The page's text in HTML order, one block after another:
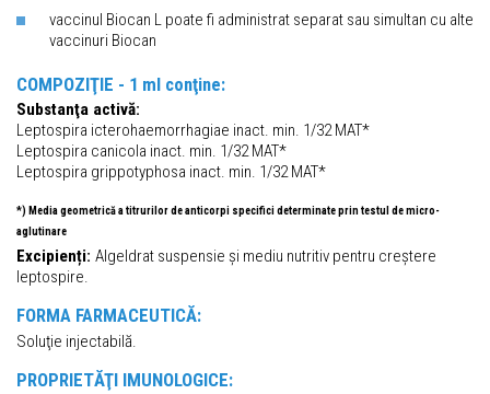
vaccinul Biocan L poate fi administrat separat sau simultan cu alte
vaccinuri Biocan
COMPOZIŢIE - 1 ml conţine:
Substanţa activă:
Leptospira icterohaemorrhagiae inact. min. 1/32 MAT*
Leptospira canicola inact. min. 1/32 MAT*
Leptospira grippotyphosa inact. min. 1/32 MAT*
*) Media geometrică a titrurilor de anticorpi specifici determinate prin testul de micro-
aglutinare
Excipienți: Algeldrat suspensie și mediu nutritiv pentru creștere
leptospire.
FORMA FARMACEUTICĂ:
Soluţie injectabilă.
PROPRIETĂŢI IMUNOLOGICE: